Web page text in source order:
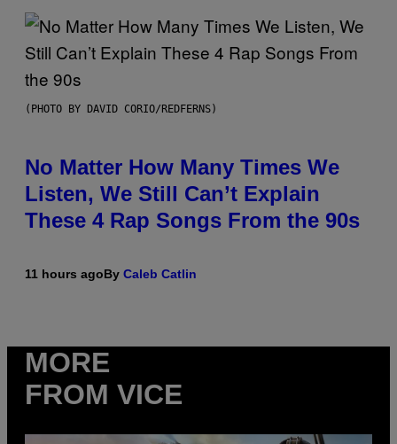
(PHOTO BY DAVID CORIO/REDFERNS)
No Matter How Many Times We
Listen, We Still Can’t Explain
These 4 Rap Songs From the 90s
11 hours agoBy Caleb Catlin
MORE
FROM VICE